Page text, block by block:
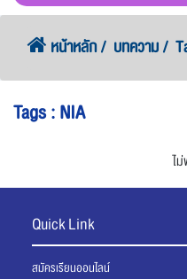
หน้าหลัก บทความ
Tags : NIA
ไ
Quick Link
สมัครเรียนออนไลน์